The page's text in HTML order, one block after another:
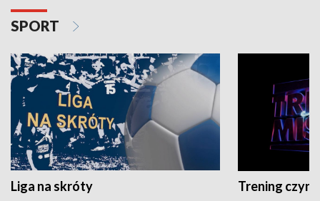
SPORT
Liga na skróty Trening czyni